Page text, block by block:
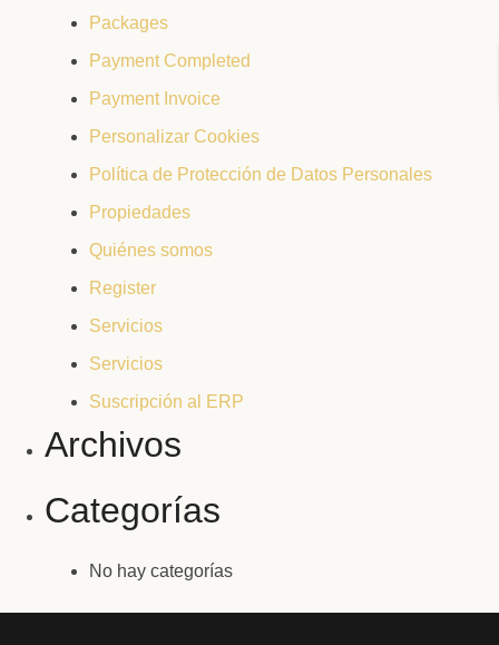
Packages
Payment Completed
Payment Invoice
Personalizar Cookies
Política de Protección de Datos Personales
Propiedades
Quiénes somos
Register
Servicios
Servicios
Suscripción al ERP
Archivos
Categorías
No hay categorías